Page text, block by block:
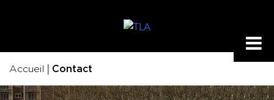
Accueil | Contact